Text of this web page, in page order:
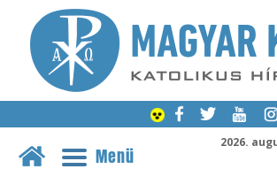
2026.
Menü